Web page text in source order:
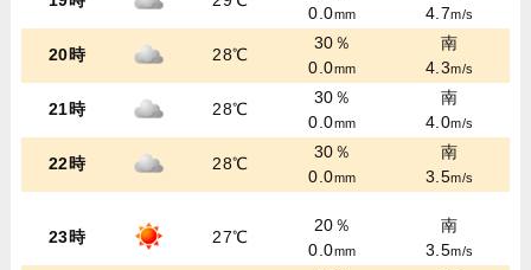
0.0mm
4.7m/s
20時 28℃
30％
0.0mm
南
4.3m/s
21時 28℃
30％
0.0mm
南
4.0m/s
22時 28℃
30％
0.0mm
南
3.5m/s
23時 27℃
20％
0.0mm
南
3.5m/s